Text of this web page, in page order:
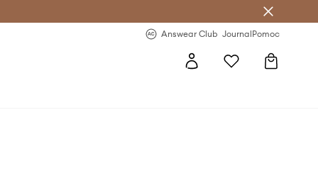
Answear Club JournalPomoc